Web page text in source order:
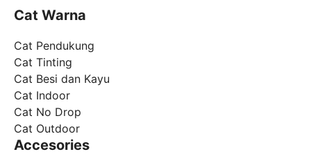
Cat Warna
Cat Pendukung
Cat Tinting
Cat Besi dan Kayu
Cat Indoor
Cat No Drop
Cat Outdoor
Accesories